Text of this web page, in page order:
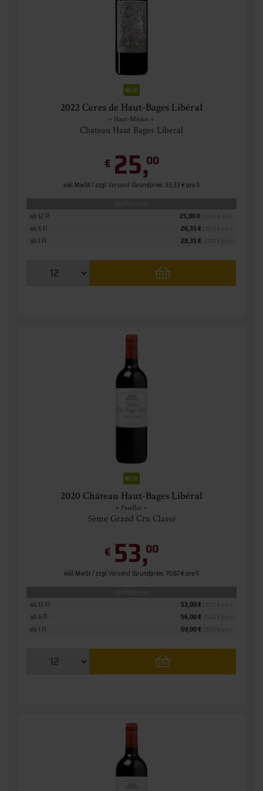
2022 Ceres de Haut-Bages Libéral
» Haut-Médoc «
Chateau Haut Bages Liberal
€ 25,00
inkl. MwSt. / zzgl.Versand (Grundpreis: 33,33 € pro l)
ab 1 Fl. 28,35 €
ab 6 Fl. 26,35 €
ab 12 Fl. 25,00 €
2020 Château Haut-Bages Libéral
» Pauillac «
5ème Grand Cru Classé
€ 53,00
inkl. MwSt. / zzgl.Versand (Grundpreis: 70,67 € pro l)
ab 1 Fl. 59,00 €
ab 6 Fl. 56,00 €
ab 12 Fl. 53,00 €